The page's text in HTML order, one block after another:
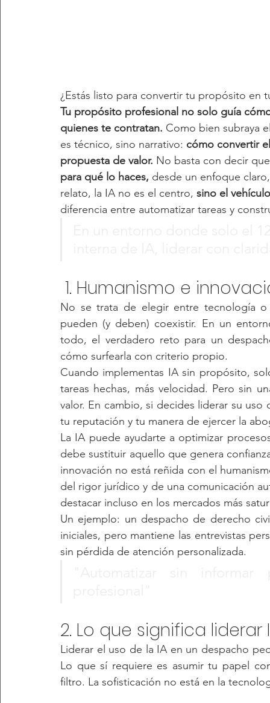
¿Estás listo para convertir tu propósito en
Tu propósito profesional no solo guía
quienes te contratan. Como bien subraya
es técnico, sino narrativo: cómo convertir
propuesta de valor. No basta con decir
para qué lo haces, desde un enfoque
relato, la IA no es el centro, sino el
diferencia entre automatizar tareas y
1. Humanismo e
No se trata de elegir entre tecnología
pueden (y deben) coexistir. En un
todo, el verdadero reto para un
cómo surfearla con criterio propio.
Cuando implementas IA sin propósito,
tareas hechas, más velocidad. Pero sin
valor. En cambio, si decides liderar su
tu reputación y tu manera de ejercer la
La IA puede ayudarte a optimizar
debe sustituir aquello que genera
innovación no está reñida con el
del rigor jurídico y de una comunicación
destacar incluso en los mercados más
Un ejemplo: un despacho de derecho
iniciales, pero mantiene las entrevistas
sin pérdida de atención personalizada.
2. Lo que significa
Liderar el uso de la IA en un despacho
Lo que sí requiere es asumir tu papel
filtro. La sofisticación no está en la